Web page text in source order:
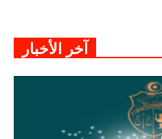
آخر الأخبار